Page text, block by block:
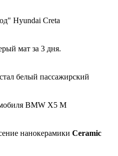
Hyundai Creta
мат за 3 дня.
белый пассажирский
BMW X5 M
нанокерамики Ceramic